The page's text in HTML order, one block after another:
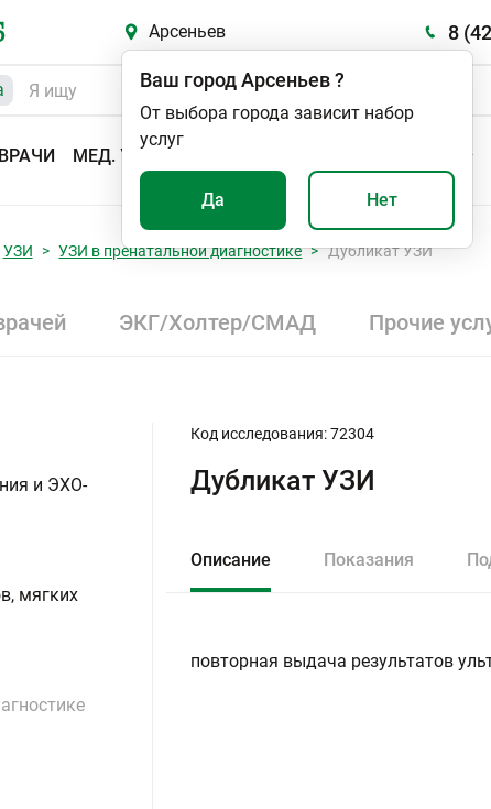
Арсеньев 8
ВРАЧИ МЕД. УСЛУГИ
Ваш городАрсеньев?
От выбора города зависит набор
услуг
Да Нет
УЗИ УЗИ в пренатальной диагностике Дубликат УЗИ
ЭКГ/Холтер/СМАД Прочие
и ЭХО-
мягких
Код исследования: 72304
Дубликат УЗИ
Описание Показания
повторная выдача результатов